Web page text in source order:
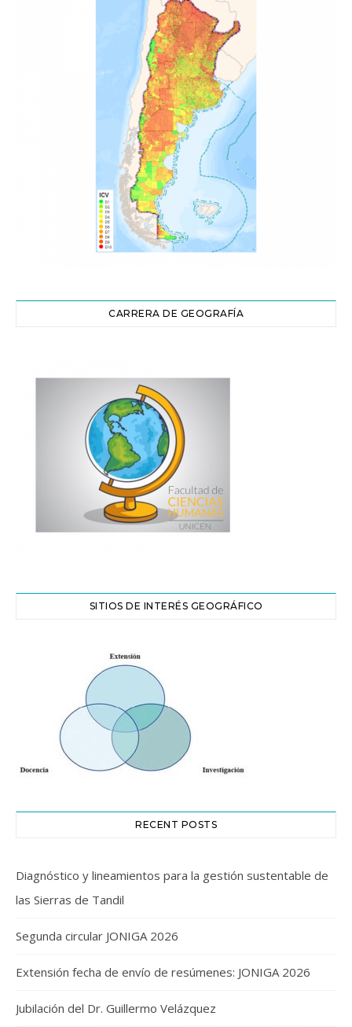
CARRERA DE GEOGRAFÍA
SITIOS DE INTERÉS GEOGRÁFICO
RECENT POSTS
Diagnóstico y lineamientos para la gestión sustentable de
las Sierras de Tandil
Segunda circular JONIGA 2026
Extensión fecha de envío de resúmenes: JONIGA 2026
Jubilación del Dr. Guillermo Velázquez